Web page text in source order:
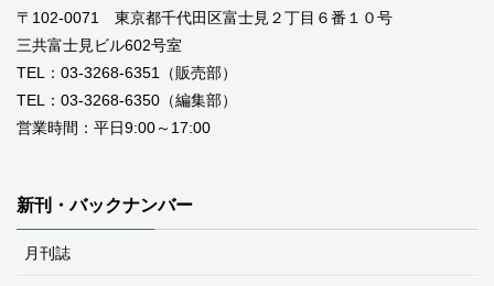
〒102-0071 東京都千代田区富士見２丁目６番１０号
三共富士見ビル602号室
TEL：03-3268-6351（販売部）
TEL：03-3268-6350（編集部）
営業時間：平日9:00～17:00
新刊・バックナンバー
月刊誌